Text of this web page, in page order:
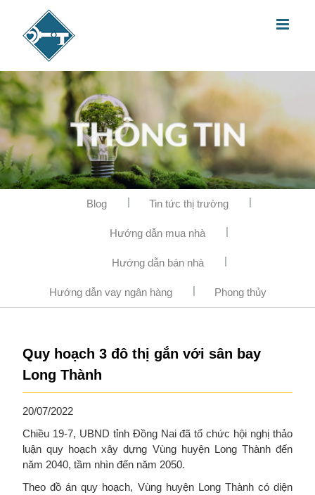
Blog Tin tức thị trường
Hướng dẫn mua nhà
Hướng dẫn bán nhà
Hướng dẫn vay ngân hàng Phong thủy
Quy hoạch 3 đô thị gắn với sân bay
Long Thành
20/07/2022
Chiều 19-7, UBND tỉnh Đồng Nai đã tổ chức hội nghị thảo
luận quy hoạch xây dựng Vùng huyện Long Thành đến
năm 2040, tầm nhìn đến năm 2050.
Theo đồ án quy hoạch, Vùng huyện Long Thành có diện